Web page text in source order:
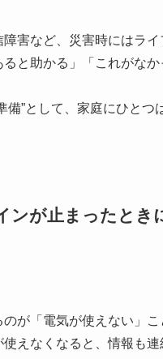
害など、災害時にはラ
と助かる」「これがな
備”として、家庭にひとつ
ンが止まったとき
が「電気が使えない」こ
えなくなると、情報も連